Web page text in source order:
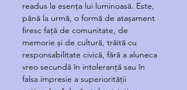
readus la esența lui luminoasă. Este,
până la urmă, o formă de atașament
firesc față de comunitate, de
memorie și de cultură, trăită cu
responsabilitate civică, fără a aluneca
vreo secundă în intoleranță sau în
falsa impresie a superiorității